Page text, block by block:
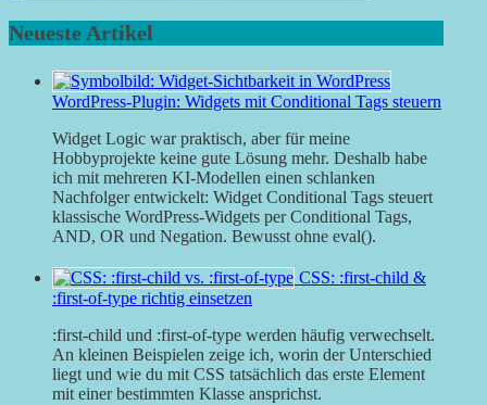
Neueste Artikel
WordPress-Plugin: Widgets mit Conditional Tags steuern
Widget Logic war praktisch, aber für meine
Hobbyprojekte keine gute Lösung mehr. Deshalb habe
ich mit mehreren KI-Modellen einen schlanken
Nachfolger entwickelt: Widget Conditional Tags steuert
klassische WordPress-Widgets per Conditional Tags,
AND, OR und Negation. Bewusst ohne eval().
CSS: :first-child &
:first-of-type richtig einsetzen
:first-child und :first-of-type werden häufig verwechselt.
An kleinen Beispielen zeige ich, worin der Unterschied
liegt und wie du mit CSS tatsächlich das erste Element
mit einer bestimmten Klasse ansprichst.